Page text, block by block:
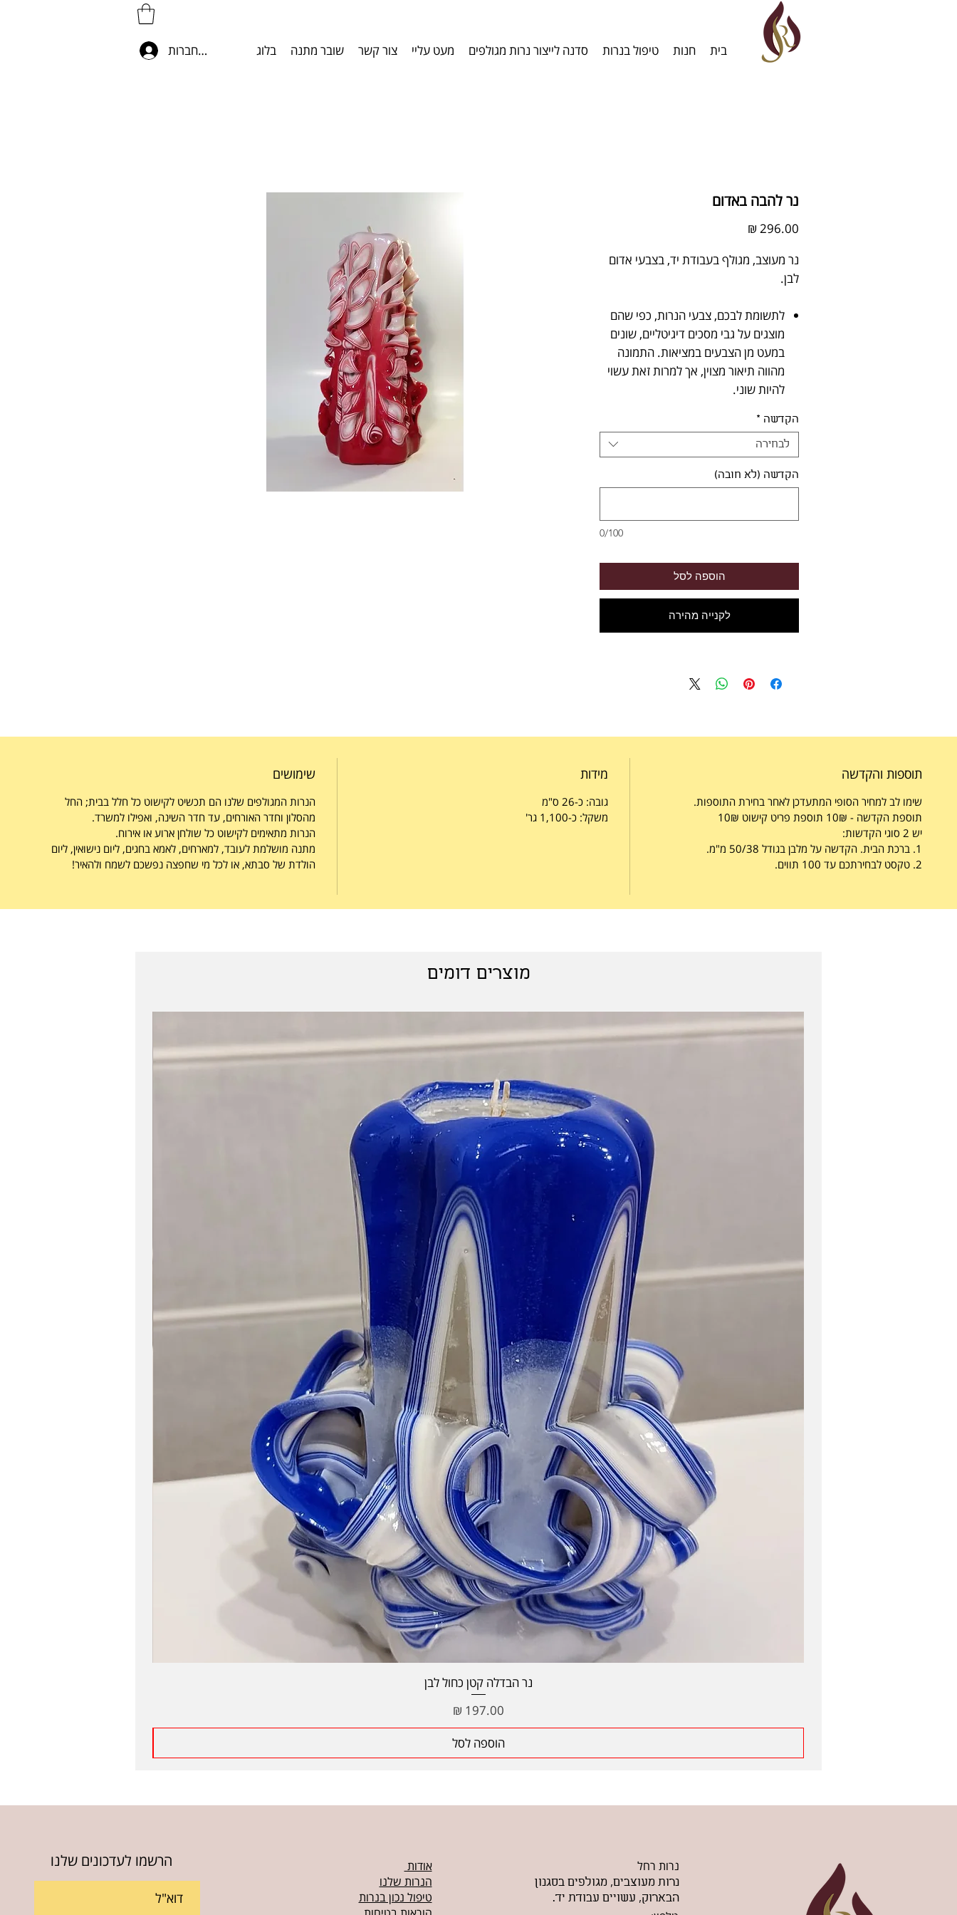
להתחברות בית חנות טיפול בנרות סדנה לייצור נרות מגולפים מעט עליי צור קשר שובר מתנה בלוג
נר להבה באדום
נר מעוצב, מגולף בעבודת יד, בצבעי אדום
לבן.
לתשומת לבכם, צבעי הנרות, כפי שהם
מוצגים על גבי מסכים דיגיטליים, שונים
במעט מן הצבעים במציאות. התמונה
מהווה תיאור מצוין, אך למרות זאת עשוי
להיות שוני.
הקדשה *
לבחירה
הקדשה (לא חובה)
0/100
הוספה לסל
לקנייה מהירה
תוספות והקדשה
שימו לב למחיר הסופי המתעדכן לאחר בחירת התוספות.
תוספת הקדשה - 10₪ תוספת פריט קישוט 10₪
יש 2 סוגי הקדשות:
1. ברכת הבית. הקדשה על מלבן בגודל 50/38 מ"מ.
2. טקסט לבחירתכם עד 100 תווים.
מידות
גובה: כ-26 ס"מ
משקל: כ-1,100 גר'
שימושים
הנרות המגולפים שלנו הם תכשיט לקישוט כל חלל בבית; החל
מהסלון וחדר האורחים, עד חדר השינה, ואפילו למשרד.
הנרות מתאימיםלקישוט כל שולחן ארוע או אירוח.
מתנה מושלמת לעובד, למארחים, לאמא בחגים, ליום נישואין, ליום
הולדת של סבתא, או לכל מי שחפצה נפשכם לשמח ולהאיר!
מוצרים דומים
תצוגה מהירה
נר הבדלה קטן כחול לבן
מחיר
הוספה לסל
הרשמו לעדכונים שלנו
אודות
הנרות שלנו
טיפול נכון בנרות
נרות רחל
נרות מעוצבים, מגולפים בסגנון
הבארוק, עשויים עבודת יד.